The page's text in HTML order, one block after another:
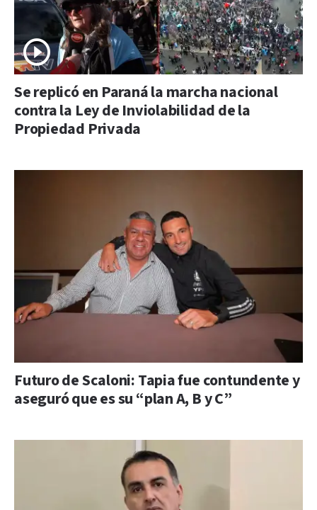
Se replicó en Paraná la marcha nacional
contra la Ley de Inviolabilidad de la
Propiedad Privada
Futuro de Scaloni: Tapia fue contundente y
aseguró que es su “plan A, B y C”